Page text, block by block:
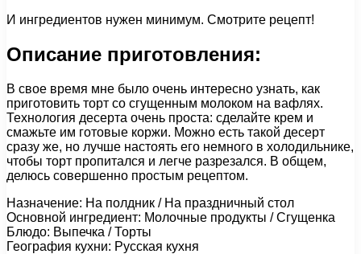
И ингредиентов нужен минимум. Смотрите рецепт!
Описание приготовления:
В свое время мне было очень интересно узнать, как
приготовить торт со сгущенным молоком на вафлях.
Технология десерта очень проста: сделайте крем и
смажьте им готовые коржи. Можно есть такой десерт
сразу же, но лучше настоять его немного в холодильнике,
чтобы торт пропитался и легче разрезался. В общем,
делюсь совершенно простым рецептом.
Назначение: На полдник / На праздничный стол
Основной ингредиент: Молочные продукты / Сгущенка
Блюдо: Выпечка / Торты
География кухни: Русская кухня